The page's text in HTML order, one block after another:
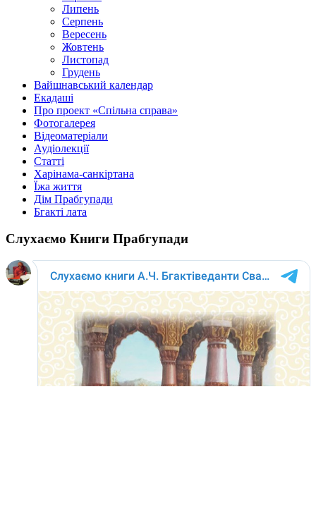
Липень
Серпень
Вересень
Жовтень
Листопад
Грудень
Вайшнавський календар
Екадаші
Про проект «Спільна справа»
Фотогалерея
Відеоматеріали
Аудіолекції
Статті
Харінама-санкіртана
Їжа життя
Дім Прабгупади
Бгакті лата
Слухаємо Книги Прабгупади